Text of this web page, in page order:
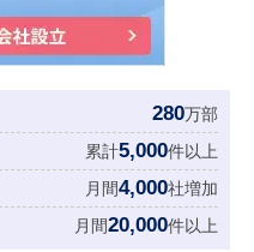
280万部
累計5,000件以上
月間4,000社増加
月間20,000件以上